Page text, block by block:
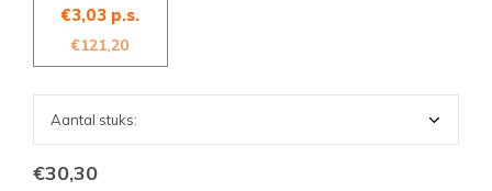
€3,03 p.s.
€121,20
€30,30